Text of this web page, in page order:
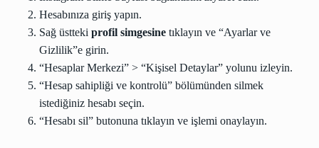
Hesabınıza giriş yapın.
Sağ üstteki profil simgesine tıklayın ve “Ayarlar ve
Gizlilik”e girin.
“Hesaplar Merkezi” > “Kişisel Detaylar” yolunu izleyin.
“Hesap sahipliği ve kontrolü” bölümünden silmek
istediğiniz hesabı seçin.
“Hesabı sil” butonuna tıklayın ve işlemi onaylayın.